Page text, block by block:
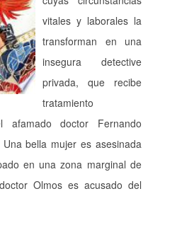
vitales y laborales la
transforman en una
insegura detective
privada, que recibe
tratamiento
afamado doctor Fernando
bella mujer es asesinada
en una zona marginal de
Olmos es acusado del